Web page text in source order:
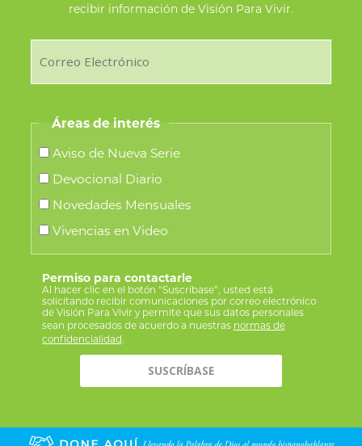
recibir información de Visión Para Vivir.
Áreas de interés
Aviso de Nueva Serie
Devocional Diario
Novedades Mensuales
Vivencias en Video
Permiso para contactarle
Al hacer clic en el botón “Suscríbase”, usted está
solicitando recibir comunicaciones por correo electrónico
de Visión Para Vivir y permite que sus datos personales
sean procesados de acuerdo a nuestras normas de
confidencialidad.